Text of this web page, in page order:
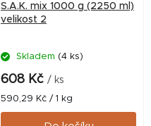
S.A.K. mix 1000 g (2250 ml)
velikost 2
Skladem (4 ks)
608 Kč / ks
Měrná
cena:
590,29 Kč / 1 kg